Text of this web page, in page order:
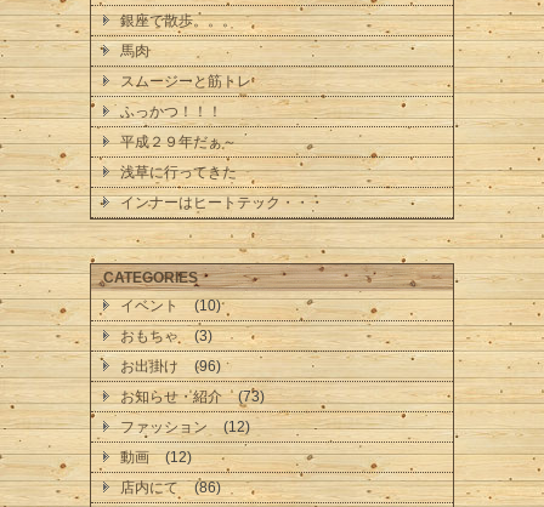
銀座で散歩。。。
馬肉
スムージーと筋トレ
ふっかつ！！！
平成２９年だぁ～
浅草に行ってきた
インナーはヒートテック・・・
CATEGORIES
イベント
(10)
おもちゃ
(3)
お出掛け
(96)
お知らせ・紹介
(73)
ファッション
(12)
動画
(12)
店内にて
(86)